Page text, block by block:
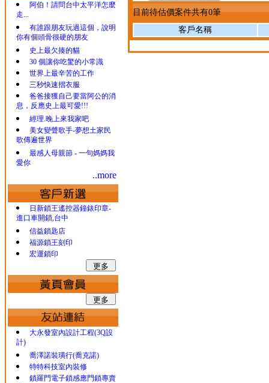
阿伯！請問台中太平洋怎麼
走...
有誰跟朋友玩過這個，說明
你有個頭骨很硬的朋友
史上最欠揍的貓
30 個讓你吃驚的小常識
世界上最辛苦的工作
三秒快速摺衣服
爸爸接獲自己要當阿公的消
息，反應史上最可愛!!!
經理.晚上來我家吧
美女變聲歌手-夢想土家民
歌傳遍世界
最感人母親節 - 一句媽媽我
愛你
..more
日新鎖王遙控器鐘錶印章-
進口車開鎖,台中
信益鎖匙店
福源鎖王刻印
宏運鎖印
大永發室內設計工程(3Q設
計)
喬澤諾裝璜行(喬克諾)
特特科技室內裝修
鎖羅門電子鎖感應門鎖專賣
目前待估價案件共有0筆
客戶名稱